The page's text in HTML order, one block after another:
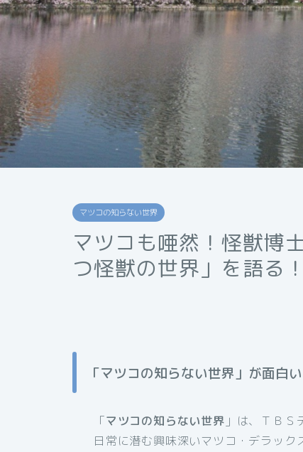
マツコの知らない世界
マツコも唖然！怪獣博
つ怪獣の世界」を語る！
「マツコの知らない世界」が面白い
「マツコの知らない世界 」は、ＴＢＳ
日常に潜む興味深いマツコ・デラッ